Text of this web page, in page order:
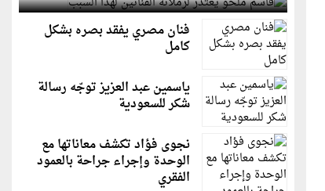
فنان مصري يفقد بصره بشكل
كامل
ياسمين عبد العزيز توجّه رسالة
شكر للسعودية
نجوى فؤاد تكشف معاناتها مع
الوحدة وإجراء جراحة بالعمود
الفقري